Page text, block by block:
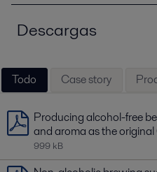
Descargas
Todo Case story
Producing alcohol-free
and aroma as the
999 kB